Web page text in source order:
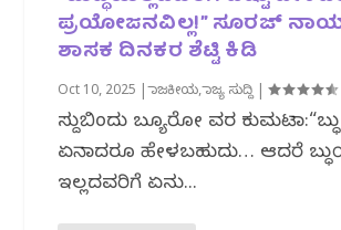
ಪ್ರಯೋಜನವಿಲ್ಲ!” ಸೂರಜ್
ಶಾಸಕ ದಿನಕರ ಶೆಟ್ಟಿ ಕಿಡಿ
Oct 10, 2025 |ರಾಜಕೀಯ,ರಾಜ್ಯ ಸುದ್ದಿ |
ಸುದ್ದಿಬಿಂದು ಬ್ಯೂರೋ‌ ವರದಿ
ಏನಾದರೂ ಹೇಳಬಹುದು… ಆದರೆ
ಇಲ್ಲದವರಿಗೆ ಏನು...